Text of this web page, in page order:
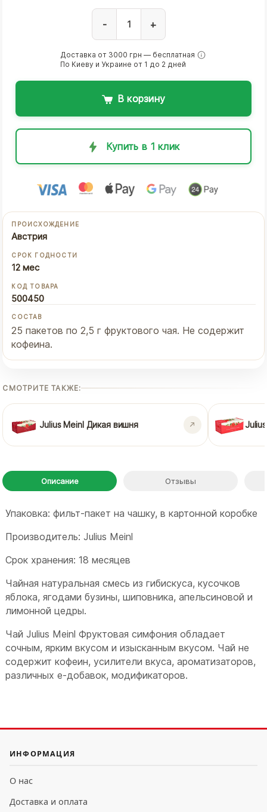
- +
Доставка от 3000 грн — бесплатная
По Киеву и Украине от 1 до 2 дней
В корзину
Купить в 1 клик
ПРОИСХОЖДЕНИЕ
Австрия
СРОК ГОДНОСТИ
12 мес
КОД ТОВАРА
500450
СОСТАВ
25 пакетов по 2,5 г фруктового чая. Не содержит
кофеина.
СМОТРИТЕ ТАКЖЕ:
Julius Meinl Дикая вишня
Описание Отзывы
Упаковка: фильт-пакет на чашку, в картонной коробке
Производитель: Julius Meinl
Срок хранения: 18 месяцев
Чайная натуральная смесь из гибискуса, кусочков
яблока, ягодами бузины, шиповника, апельсиновой и
лимонной цедры.
Чай Julius Meinl Фруктовая симфония обладает
сочным, ярким вкусом и изысканным вкусом. Чай не
содержит кофеин, усилители вкуса, ароматизаторов,
различных e-добавок, модификаторов.
ИНФОРМАЦИЯ
О нас
Доставка и оплата